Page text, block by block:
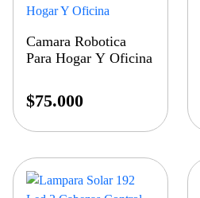
Camara Robotica
Para Hogar Y Oficina
$75.000